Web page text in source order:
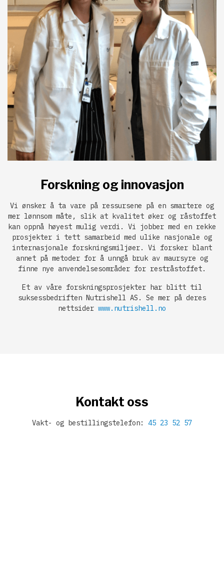
Forskning og innovasjon
Vi ønsker å ta vare på ressursene på en smartere og
mer lønnsom måte, slik at kvalitet øker og råstoffet
kan oppnå høyest mulig verdi. Vi jobber med en rekke
prosjekter i tett samarbeid med ulike nasjonale og
internasjonale forskningsmiljøer. Vi forsker blant
annet på metoder for å unngå bruk av maursyre og
finne nye anvendelsesområder for restråstoffet.
Et av våre forskningsprosjekter har blitt til
suksessbedriften Nutrishell AS. Se mer på deres
nettsider www.nutrishell.no
Kontakt oss
Vakt- og bestillingstelefon: 45 23 52 57